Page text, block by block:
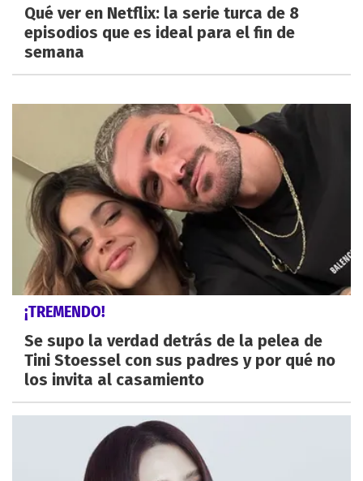
Qué ver en Netflix: la serie turca de 8
episodios que es ideal para el fin de
semana
¡TREMENDO!
Se supo la verdad detrás de la pelea de
Tini Stoessel con sus padres y por qué no
los invita al casamiento